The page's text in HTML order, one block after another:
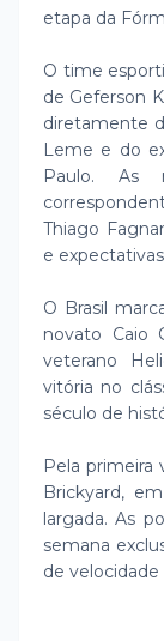
etapa da
O time
de Geferson
diretamente
Leme e do
Paulo. As
Thiago
e
O Brasil
novato Caio
veterano
vitória no
século de
Pela primeira
Brickyard,
largada. As
semana
de